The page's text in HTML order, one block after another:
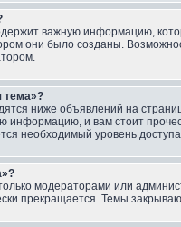
важную информацию,
они было созданы.
тема»?
ниже объявлений на
информацию, и вам стоит
необходимый уровень
модераторами или
прекращается. Темы